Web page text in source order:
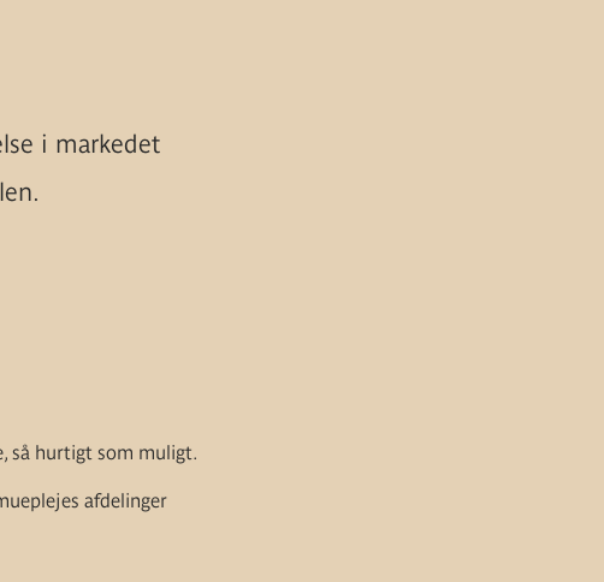
i markedet
så hurtigt som muligt.
afdelinger